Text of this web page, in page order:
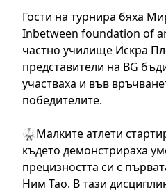
Гости на турнира бяха
Inbetween foundation of
частно училище Искра
представители на BG
участваха и във
победителите.
🥋Малките атлети
където демонстрираха
прецизността си с
Ним Тао. В тази